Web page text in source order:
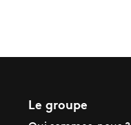
Le groupe